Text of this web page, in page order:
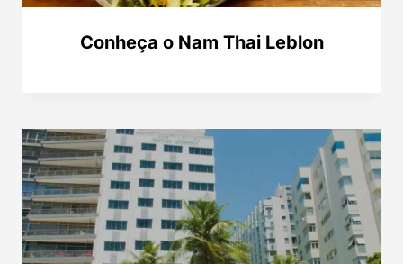
Conheça o Nam Thai Leblon